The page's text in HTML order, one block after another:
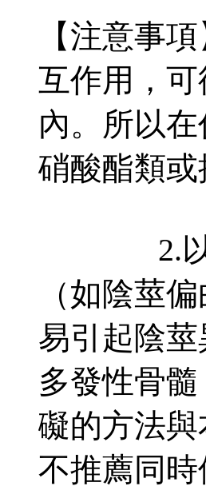
【注意事
互作用，
內。所以
硝酸酯類
2.以下
（如陰莖
易引起陰
多發性骨
礙的方法
不推薦同